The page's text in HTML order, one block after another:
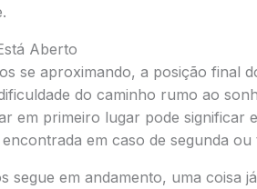
Aberto
se aproximando, a posição final
do caminho rumo ao
em primeiro lugar pode significar
em caso de segunda
segue em andamento, uma coisa